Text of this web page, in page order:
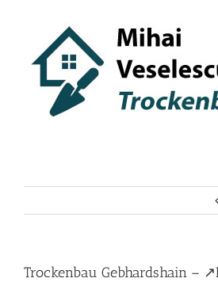
Trockenbau Gebhardshain –